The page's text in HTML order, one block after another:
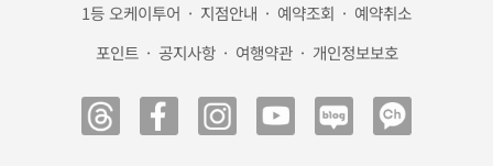
1등 오케이투어 · 지점안내 · 예약조회 · 예약취소
포인트 · 공지사항 · 여행약관 · 개인정보보호